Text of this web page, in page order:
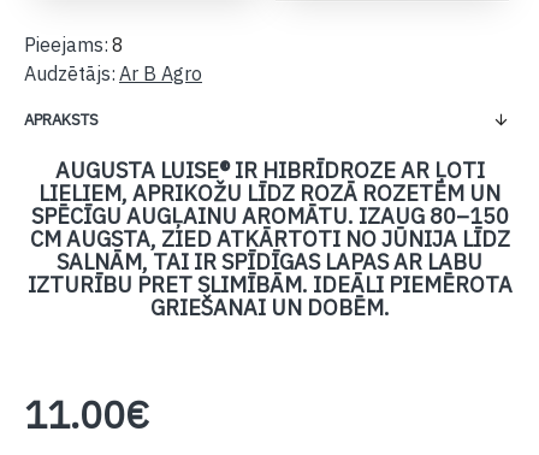
APRAKSTS
AUGUSTA LUISE® IR HIBRĪDROZE AR ĻOTI
LIELIEM, APRIKOŽU LĪDZ ROZĀ ROZETĒM UN
SPĒCĪGU AUGĻAINU AROMĀTU. IZAUG 80–150
CM AUGSTA, ZIED ATKĀRTOTI NO JŪNIJA LĪDZ
SALNĀM, TAI IR SPĪDĪGAS LAPAS AR LABU
IZTURĪBU PRET SLIMĪBĀM. IDEĀLI PIEMĒROTA
GRIEŠANAI UN DOBĒM.
Pieejams: 8
Audzētājs: Ar B Agro
11.00€